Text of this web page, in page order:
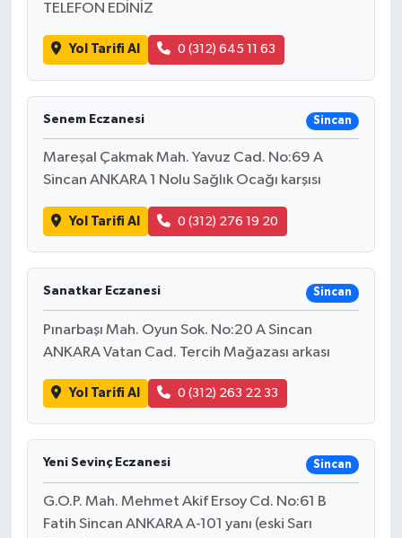
TELEFON EDİNİZ
Yol Tarifi Al 0 (312) 645 11 63
Senem Eczanesi Sincan
Mareşal Çakmak Mah. Yavuz Cad. No:69 A
Sincan ANKARA 1 Nolu Sağlık Ocağı karşısı
Yol Tarifi Al 0 (312) 276 19 20
Sanatkar Eczanesi Sincan
Pınarbaşı Mah. Oyun Sok. No:20 A Sincan
ANKARA Vatan Cad. Tercih Mağazası arkası
Yol Tarifi Al 0 (312) 263 22 33
Yeni Sevinç Eczanesi Sincan
G.O.P. Mah. Mehmet Akif Ersoy Cd. No:61 B
Fatih Sincan ANKARA A-101 yanı (eski Sarı